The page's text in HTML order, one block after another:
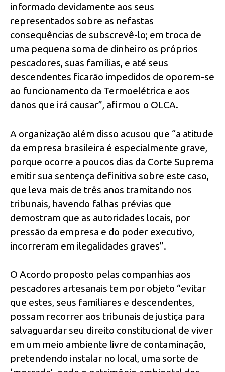
informado devidamente aos seus
representados sobre as nefastas
consequências de subscrevê-lo; em troca de
uma pequena soma de dinheiro os próprios
pescadores, suas famílias, e até seus
descendentes ficarão impedidos de oporem-se
ao funcionamento da Termoelétrica e aos
danos que irá causar”, afirmou o OLCA.
A organização além disso acusou que “a atitude
da empresa brasileira é especialmente grave,
porque ocorre a poucos dias da Corte Suprema
emitir sua sentença definitiva sobre este caso,
que leva mais de três anos tramitando nos
tribunais, havendo falhas prévias que
demostram que as autoridades locais, por
pressão da empresa e do poder executivo,
incorreram em ilegalidades graves”.
O Acordo proposto pelas companhias aos
pescadores artesanais tem por objeto “evitar
que estes, seus familiares e descendentes,
possam recorrer aos tribunais de justiça para
salvaguardar seu direito constitucional de viver
em um meio ambiente livre de contaminação,
pretendendo instalar no local, uma sorte de